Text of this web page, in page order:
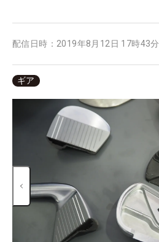
配信日時： 2019年8月12日 17時43分
ギア